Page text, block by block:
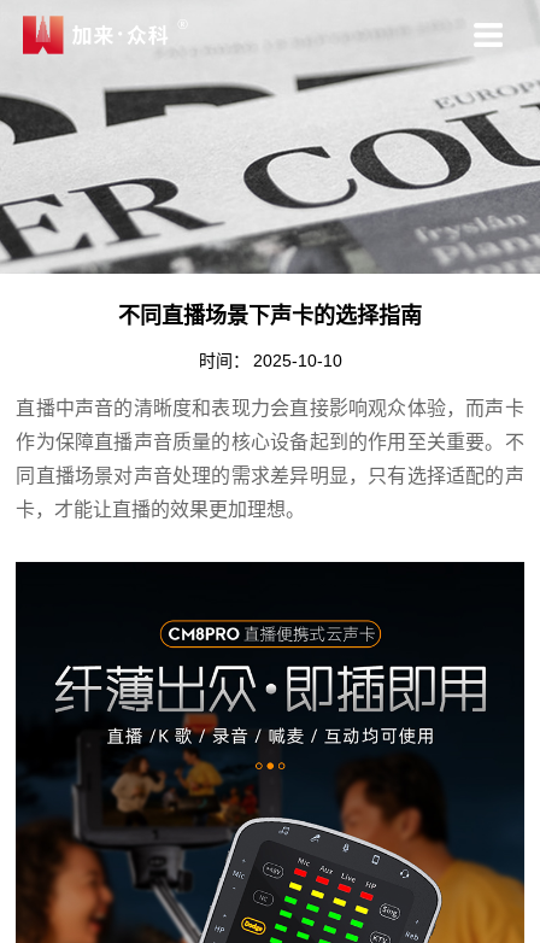
不同直播场景下声卡的选择指南
时间： 2025-10-10
直播中声音的清晰度和表现力会直接影响观众体验，而声卡
作为保障直播声音质量的核心设备起到的作用至关重要。不
同直播场景对声音处理的需求差异明显，只有选择适配的声
卡，才能让直播的效果更加理想。